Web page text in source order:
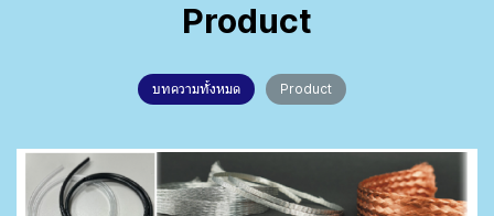
Product
บทความทั้งหมด Product